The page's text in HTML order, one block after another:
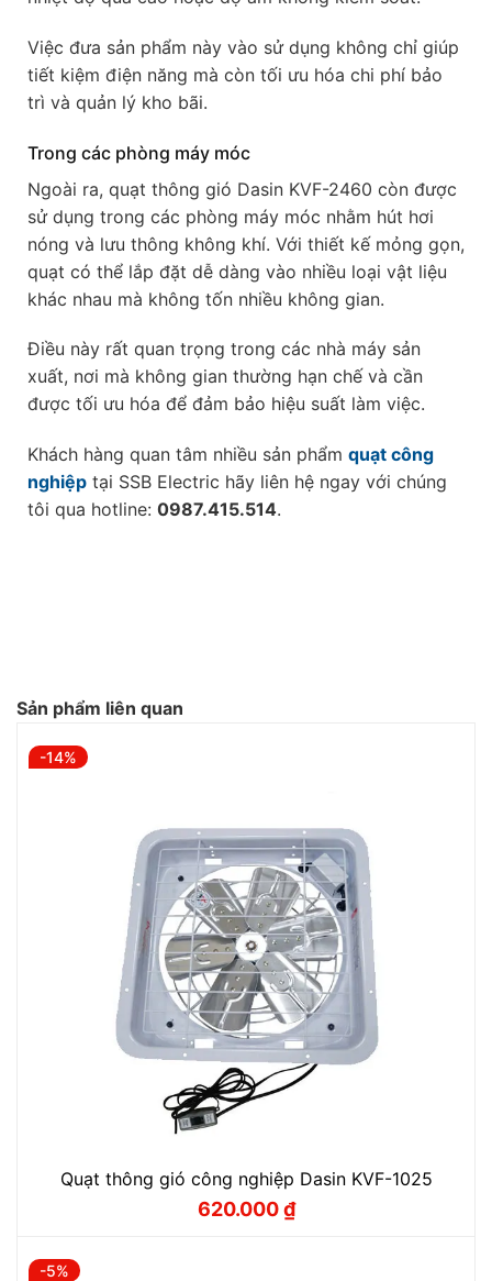
Việc đưa sản phẩm này vào sử dụng không chỉ giúp
tiết kiệm điện năng mà còn tối ưu hóa chi phí bảo
trì và quản lý kho bãi.
Trong các phòng máy móc
Ngoài ra, quạt thông gió Dasin KVF-2460 còn được
sử dụng trong các phòng máy móc nhằm hút hơi
nóng và lưu thông không khí. Với thiết kế mỏng gọn,
quạt có thể lắp đặt dễ dàng vào nhiều loại vật liệu
khác nhau mà không tốn nhiều không gian.
Điều này rất quan trọng trong các nhà máy sản
xuất, nơi mà không gian thường hạn chế và cần
được tối ưu hóa để đảm bảo hiệu suất làm việc.
Khách hàng quan tâm nhiều sản phẩm quạt công
nghiệp tại SSB Electric hãy liên hệ ngay với chúng
tôi qua hotline: 0987.415.514.
Sản phẩm liên quan
-14%
Quạt thông gió công nghiệp Dasin KVF-1025
Giá
620.000₫
Giá
-5%